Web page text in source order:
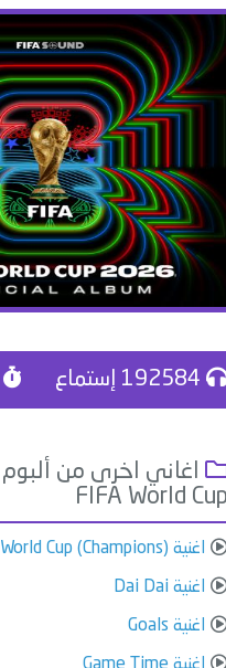
اغاني اخرى من
FIFA World Cup
اغنية IShowSpeed - World Cup (Champions)
اغنية Dai Dai
اغنية Goals
اغنية Game Time